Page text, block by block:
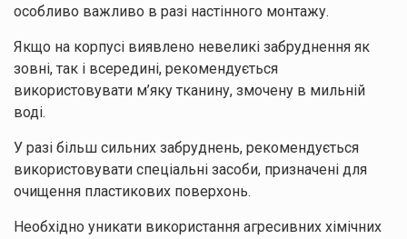
особливо важливо в разі настінного монтажу.
Якщо на корпусі виявлено невеликі забруднення як
зовні, так і всередині, рекомендується
використовувати м’яку тканину, змочену в мильній
воді.
У разі більш сильних забруднень, рекомендується
використовувати спеціальні засоби, призначені для
очищення пластикових поверхонь.
Необхідно уникати використання агресивних хімічних